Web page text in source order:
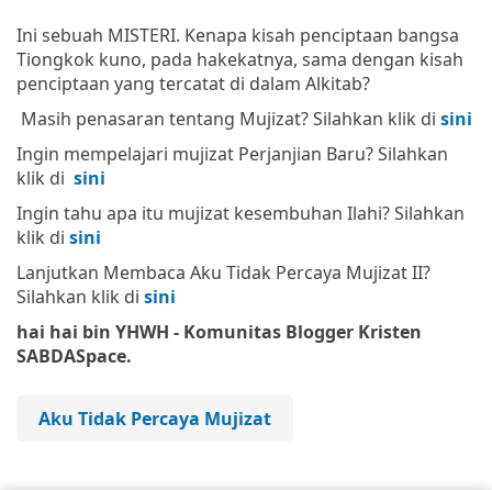
Ini sebuah MISTERI. Kenapa kisah penciptaan bangsa
Tiongkok kuno, pada hakekatnya, sama dengan kisah
penciptaan yang tercatat di dalam Alkitab?
Masih penasaran tentang Mujizat? Silahkan klik di sini
Ingin mempelajari mujizat Perjanjian Baru? Silahkan
klik di sini
Ingin tahu apa itu mujizat kesembuhan Ilahi? Silahkan
klik di sini
Lanjutkan Membaca Aku Tidak Percaya Mujizat II?
Silahkan klik di sini
hai hai bin YHWH - Komunitas Blogger Kristen
SABDASpace.
Aku Tidak Percaya Mujizat